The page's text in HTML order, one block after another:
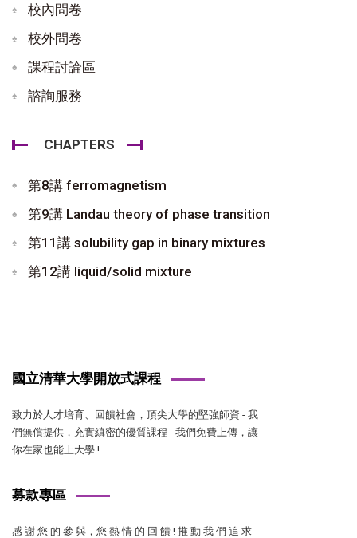
校內問卷
校外問卷
課程討論區
諮詢服務
CHAPTERS
第8講 ferromagnetism
第9講 Landau theory of phase transition
第11講 solubility gap in binary mixtures
第12講 liquid/solid mixture
國立清華大學開放式課程
致力於人才培育、回饋社會，頂尖大學的堅強師資 - 我
們無償提供，充實縝密的優質課程 - 我們免費上傳，讓
你在家也能上大學 !
募款專區
感 謝 您 的 參 與，您 熱 情 的 回 饋 ! 推 動 我 們 追 求